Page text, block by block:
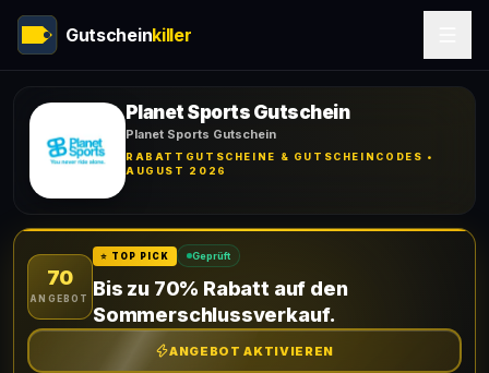
Gutscheinkiller
Planet Sports Gutschein
Planet Sports Gutschein
RABATTGUTSCHEINE & GUTSCHEINCODES •
AUGUST 2026
70
ANGEBOT
⭐ TOP PICK Geprüft
Bis zu 70% Rabatt auf den
Sommerschlussverkauf.
ANGEBOT AKTIVIEREN